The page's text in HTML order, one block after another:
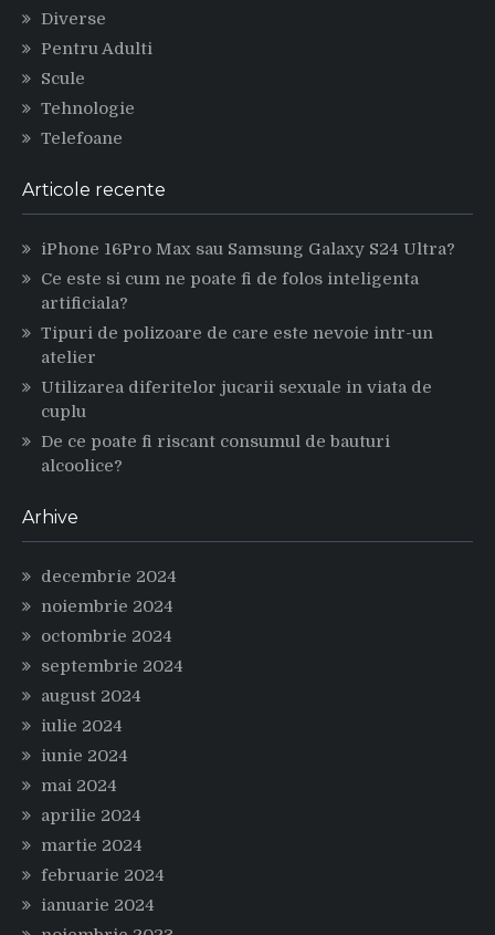
Diverse
Pentru Adulti
Scule
Tehnologie
Telefoane
Articole recente
iPhone 16Pro Max sau Samsung Galaxy S24 Ultra?
Ce este si cum ne poate fi de folos inteligenta
artificiala?
Tipuri de polizoare de care este nevoie intr-un
atelier
Utilizarea diferitelor jucarii sexuale in viata de
cuplu
De ce poate fi riscant consumul de bauturi
alcoolice?
Arhive
decembrie 2024
noiembrie 2024
octombrie 2024
septembrie 2024
august 2024
iulie 2024
iunie 2024
mai 2024
aprilie 2024
martie 2024
februarie 2024
ianuarie 2024